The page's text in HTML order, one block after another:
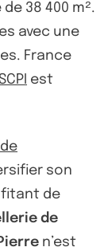
38 400 m².
avec une
France
est
de
son
de
de
n’est